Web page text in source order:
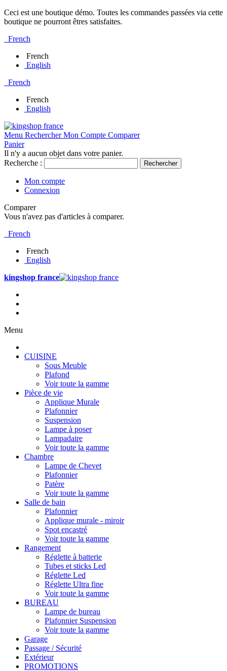
Ceci est une boutique démo. Toutes les commandes passées via cette
boutique ne pourront êtres satisfaites.
French
French
English
French
French
English
Menu Rechercher Mon Compte Comparer
Panier
Il n'y a aucun objet dans votre panier.
Recherche :
Rechercher
Mon compte
Connexion
Comparer
Vous n'avez pas d'articles à comparer.
French
French
English
kingshop france
Menu
CUISINE
Sous Meuble
Plafond
Voir toute la gamme
Pièce de vie
Applique Murale
Plafonnier
Suspension
Lampe à poser
Lampadaire
Voir toute la gamme
Chambre
Lampe de Chevet
Plafonnier
Patère
Voir toute la gamme
Salle de bain
Plafonnier
Applique murale - miroir
Spot encastré
Voir toute la gamme
Rangement
Réglette à batterie
Tubes et sticks Led
Réglette Led
Réglette Ultra fine
Voir toute la gamme
BUREAU
Lampe de bureau
Plafonnier Suspension
Voir toute la gamme
Garage
Passage / Sécurité
Extérieur
PROMOTIONS